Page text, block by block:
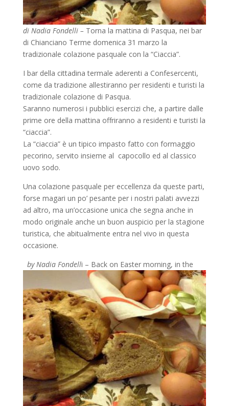
di Nadia Fondelli – Torna la mattina di Pasqua, nei bar
di Chianciano Terme domenica 31 marzo la
tradizionale colazione pasquale con la “Ciaccia”.
I bar della cittadina termale aderenti a Confesercenti,
come da tradizione allestiranno per residenti e turisti la
tradizionale colazione di Pasqua.
Saranno numerosi i pubblici esercizi che, a partire dalle
prime ore della mattina offriranno a residenti e turisti la
“ciaccia”.
La “ciaccia” è un tipico impasto fatto con formaggio
pecorino, servito insieme al capocollo ed al classico
uovo sodo.
Una colazione pasquale per eccellenza da queste parti,
forse magari un po’ pesante per i nostri palati avvezzi
ad altro, ma un’occasione unica che segna anche in
modo originale anche un buon auspicio per la stagione
turistica, che abitualmente entra nel vivo in questa
occasione.
by Nadia Fondelli – Back on Easter morning, in the